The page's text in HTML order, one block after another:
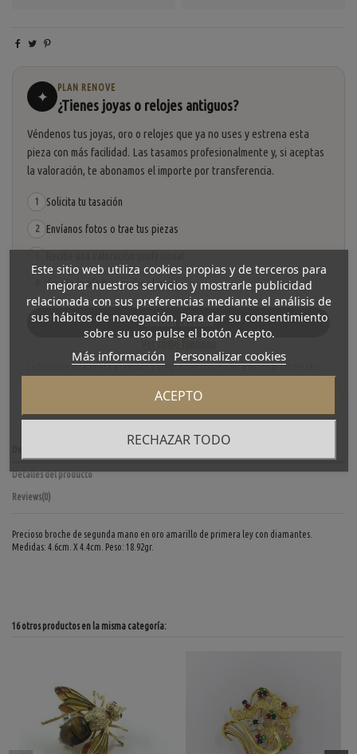
✦
PLAN RENOVE
¿Tienes joyas o relojes antiguos?
Véndenos tus joyas, oro o relojes que ya no uses y estrena esta
pieza con más facilidad. Las tasamos profesionalmente y, si aceptas
la valoración, te abonamos el importe por transferencia.
1 Solicita tu tasación
2 Envíanos fotos o trae tus piezas
Acepta la oferta y recibe el pago
Solicitar tasación
Ver cómo funciona
La tasación está sujeta a revisión y aceptación tras recibir y verificar las piezas.
Detalles del producto
Reviews(0)
Precioso broche de segunda mano en oro amarillo de primera ley con diamantes.
Medidas: 4.6cm. X 4.4cm. Peso: 18.92gr.
16 otros productos en la misma categoría:
Este sitio web utiliza cookies propias y de terceros para
mejorar nuestros servicios y mostrarle publicidad
relacionada con sus preferencias mediante el análisis de
sus hábitos de navegación. Para dar su consentimiento
sobre su uso pulse el botón Acepto.
Más información Personalizar cookies
RECHAZAR TODO
ACEPTO